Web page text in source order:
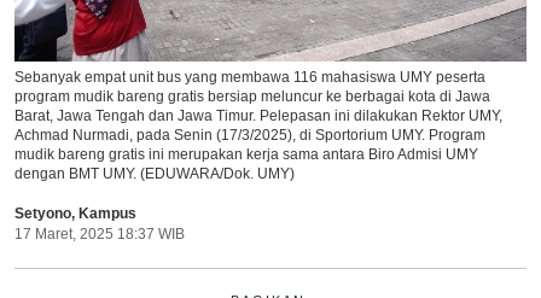
Sebanyak empat unit bus yang membawa 116 mahasiswa UMY peserta
program mudik bareng gratis bersiap meluncur ke berbagai kota di Jawa
Barat, Jawa Tengah dan Jawa Timur. Pelepasan ini dilakukan Rektor UMY,
Achmad Nurmadi, pada Senin (17/3/2025), di Sportorium UMY. Program
mudik bareng gratis ini merupakan kerja sama antara Biro Admisi UMY
dengan BMT UMY. (EDUWARA/Dok. UMY)
Setyono, Kampus
17 Maret, 2025 18:37 WIB